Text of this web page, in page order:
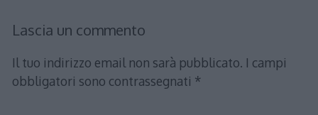
Lascia un commento
Il tuo indirizzo email non sarà pubblicato. I campi
obbligatori sono contrassegnati *